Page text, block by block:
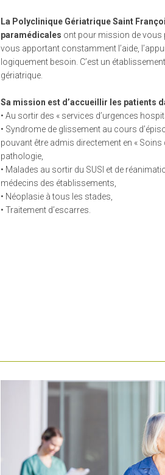
La Polyclinique Gériatrique Saint
paramédicales ont pour mission de vous
vous apportant constamment l’aide,
logiquement besoin. C’est un
gériatrique.
Sa mission est d’accueillir les patients
• Au sortir des « services d’urgences
• Syndrome de glissement au cours
pouvant être admis directement en « Soins
pathologie,
• Malades au sortir du SUSI et de
médecins des établissements,
• Néoplasie à tous les stades,
• Traitement d’escarres.